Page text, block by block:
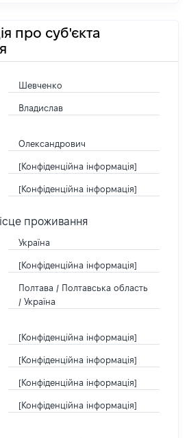
про суб'єкта
Шевченко
Владислав
Олександрович
[Конфіденційна інформація]
[Конфіденційна інформація]
проживання
Україна
[Конфіденційна інформація]
Полтава / Полтавська область
/ Україна
[Конфіденційна інформація]
[Конфіденційна інформація]
[Конфіденційна інформація]
[Конфіденційна інформація]